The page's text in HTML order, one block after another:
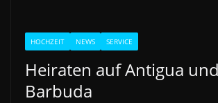
HOCHZEIT NEWS SERVICE
Heiraten auf Antigua und
Barbuda